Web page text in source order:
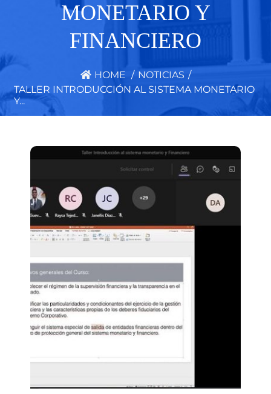
MONETARIO Y
FINANCIERO
HOME / NOTICIAS /
TALLER INTRODUCCIÓN AL SISTEMA MONETARIO
Y...